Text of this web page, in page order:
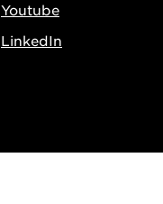
Youtube
LinkedIn